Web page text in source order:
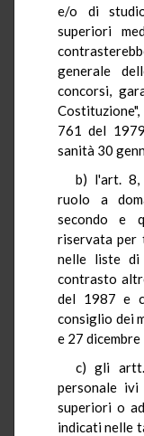
e/o di
superiori
generale
concorsi,
761 del
sanità 30
b) l'art. 8,
ruolo a
secondo e
riservata per
nelle liste di
contrasto
del 1987 e
consiglio dei
e 27 dicembre
c) gli
personale
superiori o
indicati nelle